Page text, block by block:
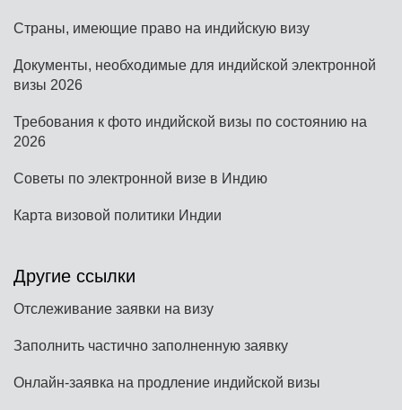
Страны, имеющие право на индийскую визу
Документы, необходимые для индийской электронной
визы 2026
Требования к фото индийской визы по состоянию на
2026
Советы по электронной визе в Индию
Карта визовой политики Индии
Другие ссылки
Отслеживание заявки на визу
Заполнить частично заполненную заявку
Онлайн-заявка на продление индийской визы